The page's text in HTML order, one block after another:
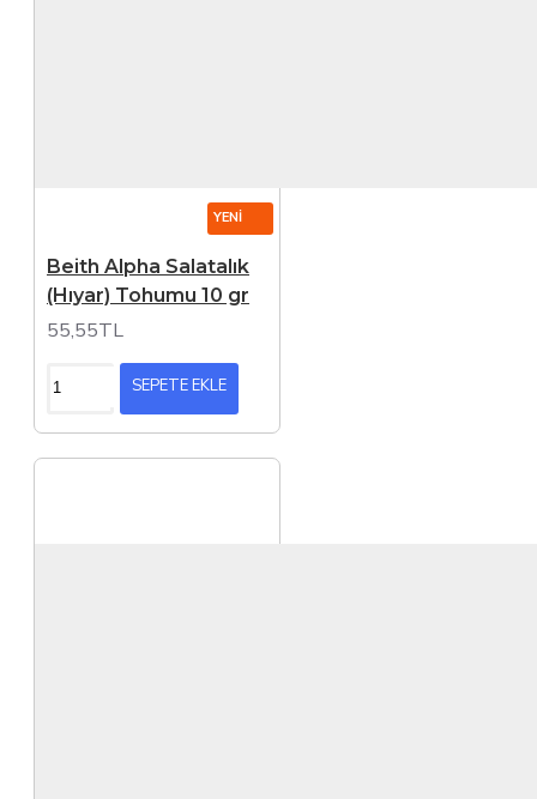
YENI
Beith Alpha Salatalık
(Hıyar) Tohumu 10 gr
55,55TL
SEPETE EKLE